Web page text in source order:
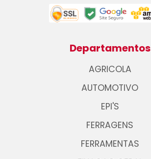
Departamentos
AGRICOLA
AUTOMOTIVO
EPI'S
FERRAGENS
FERRAMENTAS